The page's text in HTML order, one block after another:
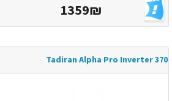
1359₪
Tadiran Alpha Pro Inverter 370